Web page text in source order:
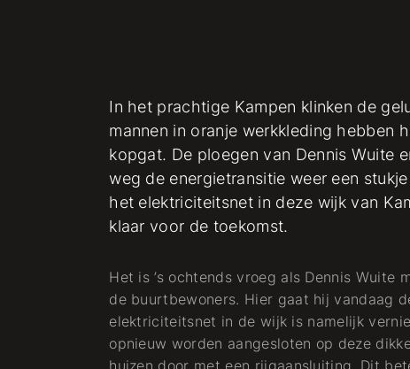
In het prachtige Kampen klinken de
mannen in oranje werkkleding hebben
kopgat. De ploegen van Dennis Wuite
weg de energietransitie weer een
het elektriciteitsnet in deze wijk van
klaar voor de toekomst.
Het is ’s ochtends vroeg als Dennis
de buurtbewoners. Hier gaat hij vandaag
elektriciteitsnet in de wijk is namelijk
opnieuw worden aangesloten op deze
huizen door met een rijgaansluiting. Dit
Elektra